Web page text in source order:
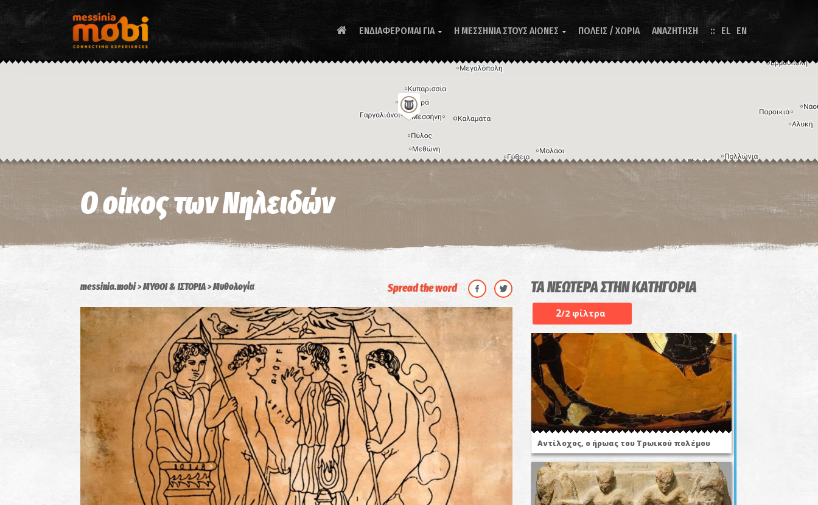
ΕΝΔΙΑΦΕΡΟΜΑΙ ΓΙΑ  Η ΜΕΣΣΗΝΙΑ ΣΤΟΥΣ ΑΙΩΝΕΣ  ΠΟΛΕΙΣ / ΧΩΡΙΑ ΑΝΑΖΗΤΗΣΗ EL EN
Συντομεύσεις πληκτρολογίου Η εικόνα ενδέχεται να υπόκειται σε πνευματικά δικαιώματα
Ο οίκος των Νηλειδών
messinia.mobi ΜΥΘΟΙ & ΙΣΤΟΡΙΑ Μυθολογία Spread the word ΤΑ ΝΕΩΤΕΡΑ ΣΤΗΝ ΚΑΤΗΓΟΡΙΑ
2/2 φίλτρα
Αντίλοχος, ο ήρωας του Τρωικού πολέμου